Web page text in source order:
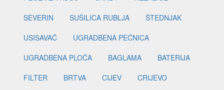
SEVERIN
SUŠILICA RUBLJA
ŠTEDNJAK
USISAVAČ
UGRADBENA PEĆNICA
UGRADBENA PLOČA
BAGLAMA
BATERIJA
FILTER
BRTVA CIJEV
CRIJEVO